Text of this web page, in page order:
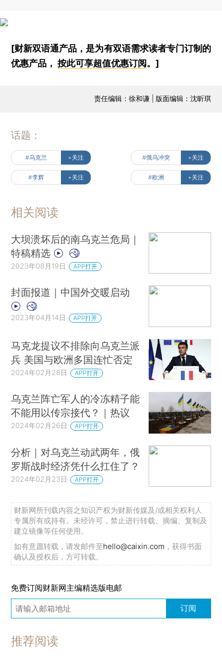
[财新双语通产品，是为有双语需求读者专门订制的
优惠产品，按此可享超值优惠订阅 。]
责任编辑：徐和谦 | 版面编辑：沈昕琪
话题：
#乌克兰 +关注 #俄乌冲突 +关注
#李辉 +关注 #欧洲 +关注
相关阅读
大坝溃坏后的南乌克兰危局｜
特稿精选
2023年08月19日 APP打开
封面报道｜中国外交暖启动
2023年04月14日 APP打开
马克龙提议不排除向乌克兰派
兵 美国与欧洲多国连忙否定
2024年02月28日 APP打开
乌克兰阵亡军人的冷冻精子能
不能用以传宗接代？｜热议
2024年02月26日 APP打开
分析｜对乌克兰动武两年，俄
罗斯战时经济凭什么扛住了？
2024年02月23日 APP打开
财新网所刊载内容之知识产权为财新传媒及/或相关权利人
专属所有或持有。未经许可，禁止进行转载、摘编、复制及
建立镜像等任何使用。
如有意愿转载，请发邮件至hello@caixin.com ，获得书面
确认及授权后，方可转载。
免费订阅财新网主编精选版电邮
订阅
推荐阅读